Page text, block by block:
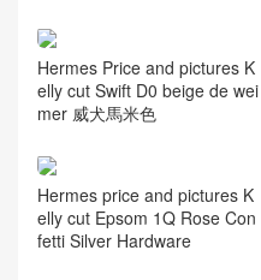
Hermes Price and pictures K
elly cut Swift D0 beige de wei
mer 威犬馬米色
Hermes price and pictures K
elly cut Epsom 1Q Rose Con
fetti Silver Hardware